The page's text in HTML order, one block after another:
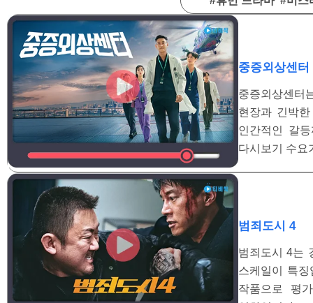
중증외상센터
중증외상센
현장과 긴박
인간적인 갈
다시보기 수요
범죄도시 4
범죄도시 4는
스케일이 특
작품으로 평